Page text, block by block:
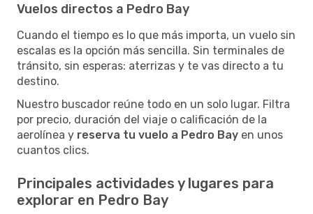
Vuelos directos a Pedro Bay
Cuando el tiempo es lo que más importa, un vuelo sin
escalas es la opción más sencilla. Sin terminales de
tránsito, sin esperas: aterrizas y te vas directo a tu
destino.
Nuestro buscador reúne todo en un solo lugar. Filtra
por precio, duración del viaje o calificación de la
aerolínea y reserva tu vuelo a Pedro Bay en unos
cuantos clics.
Principales actividades y lugares para
explorar en Pedro Bay